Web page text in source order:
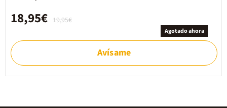
19,95€
18,95€
Agotado ahora
Avísame